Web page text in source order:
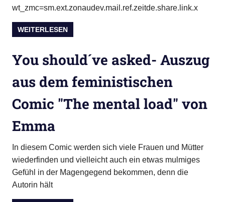
wt_zmc=sm.ext.zonaudev.mail.ref.zeitde.share.link.x
WEITERLESEN
You should´ve asked- Auszug
aus dem feministischen
Comic "The mental load" von
Emma
In diesem Comic werden sich viele Frauen und Mütter
wiederfinden und vielleicht auch ein etwas mulmiges
Gefühl in der Magengegend bekommen, denn die
Autorin hält